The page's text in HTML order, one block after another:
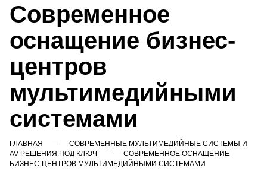
Современное
оснащение бизнес-
центров
мультимедийными
системами
ГЛАВНАЯ
СОВРЕМЕННЫЕ МУЛЬТИМЕДИЙНЫЕ СИСТЕМЫ И
AV-РЕШЕНИЯ ПОД КЛЮЧ
СОВРЕМЕННОЕ ОСНАЩЕНИЕ
БИЗНЕС-ЦЕНТРОВ МУЛЬТИМЕДИЙНЫМИ СИСТЕМАМИ